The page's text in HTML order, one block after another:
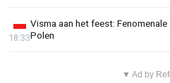
Visma aan het feest: Fenomenale
Polen
18:33
▼ Ad by